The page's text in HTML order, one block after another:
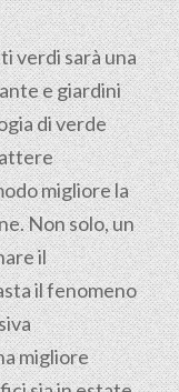
verdi sarà una
e giardini
di verde
migliore la
Non solo, un
il
il fenomeno
migliore